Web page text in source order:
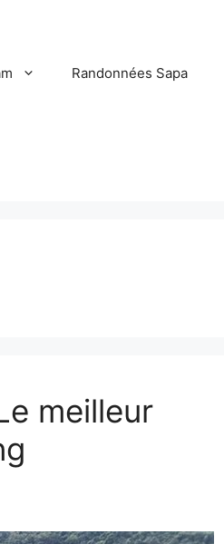
Randonnées Sapa
meilleur